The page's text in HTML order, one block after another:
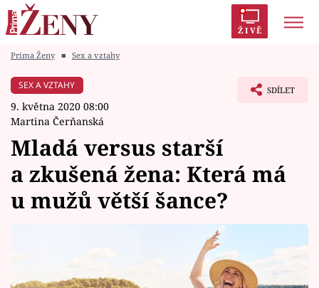
ŽIVĚ
Módní alarm
Témata
Celebrity
Prima Ženy ■ Sex a vztahy
SEX A VZTAHY
9. května 2020 08:00
Martina Čerňanská
SDÍLET
Mladá versus starší
a zkušená žena: Která má
u mužů větší šance?